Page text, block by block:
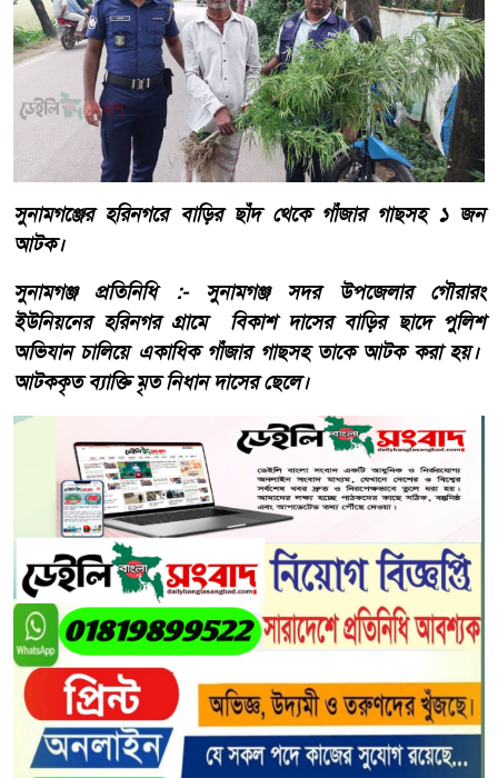
সুনামগঞ্জের হরিনগরে বাড়ির ছাঁদ থেকে গাঁজার গাছসহ ১ জন
আটক।
সুনামগঞ্জ প্রতিনিধি :- সুনামগঞ্জ সদর উপজেলার গৌরারং
ইউনিয়নের হরিনগর গ্রামে বিকাশ দাসের বাড়ির ছাদে পুলিশ
অভিযান চালিয়ে একাধিক গাঁজার গাছসহ তাকে আটক করা হয়।
আটককৃত ব্যাক্তি মৃত নিধান দাসের ছেলে।